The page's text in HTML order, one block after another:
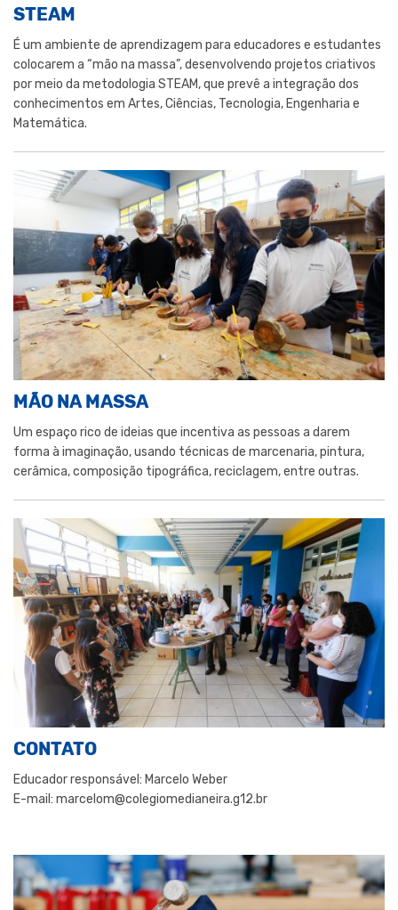
STEAM
É um ambiente de aprendizagem para educadores e estudantes
colocarem a “mão na massa”, desenvolvendo projetos criativos
por meio da metodologia STEAM, que prevê a integração dos
conhecimentos em Artes, Ciências, Tecnologia, Engenharia e
Matemática.
MÃO NA MASSA
Um espaço rico de ideias que incentiva as pessoas a darem
forma à imaginação, usando técnicas de marcenaria, pintura,
cerâmica, composição tipográfica, reciclagem, entre outras.
CONTATO
Educador responsável: Marcelo Weber
E-mail: marcelom@colegiomedianeira.g12.br